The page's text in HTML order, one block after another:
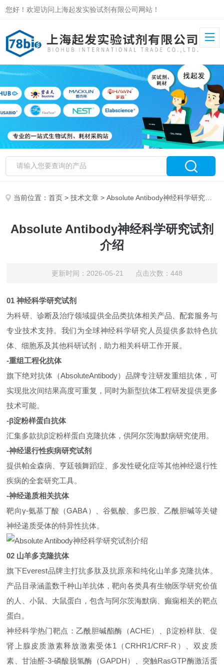
您好！欢迎访问上海起发实验试剂有限公司网站！
当前位置：首页 >技术文章 > Absolute Antibody神经科学研究试剂介绍
Absolute Antibody神经科学研究试剂
介绍
更新时间：2026-05-21 点击次数：448
01 神经科学研究试剂
为科研、诊断及治疗领域提供全品类抗体相关产品、配套服务与
专业技术支持。我们为全球神经科学研究人员提供多款特色抗
体、细胞系及其他科研试剂，助力相关科研工作开展。
-重组工程化抗体
旗下绝对抗体（AbsoluteAntibody）品牌专注研发重组抗体，可
实现批次间结果高度可重复，同时为新型抗体工程研发提供更多
技术可能。
-β淀粉样蛋白抗体
汇集多款抗β淀粉样蛋白克隆抗体，供阿尔茨海默病研究使用。
-神经退行性疾病研究试剂
提供帕金森病、亨廷顿舞蹈症、多发性硬化症等其他神经退行性
疾病的全套研究工具。
-神经递质相关抗体
靶向γ-氨基丁酸（GABA）、谷氨酸、多巴胺、乙酰胆碱等关键
神经递质受体的特异性抗体。
02 山羊多克隆抗体
旗下Everest品牌主打抗多肽及抗原亲和纯化山羊多克隆抗体。
产品目录涵盖数千种山羊抗体，靶向各类具有生物医学研究价值
的人、小鼠、大鼠蛋白，包含与阿尔茨海默病、癫痫相关的靶点
蛋白。
神经科学热门靶点：乙酰胆碱酯酶（ACHE）、β淀粉样肽、促
肾上腺皮质激素释放激素受体1（CRHR1/CRF-R）、双皮质
素、甘油醛-3-磷酸脱氢酶（GAPDH）、突触RasGTP酶激活蛋